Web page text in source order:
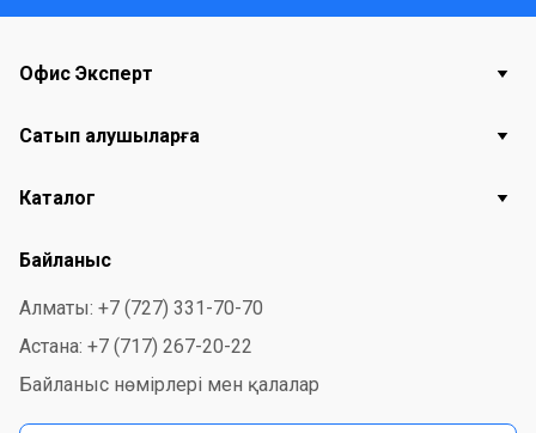
Офис Эксперт
Сатып алушыларға
Каталог
Байланыс
Алматы: +7 (727) 331-70-70
Астана: +7 (717) 267-20-22
Байланыс нөмірлері мен қалалар